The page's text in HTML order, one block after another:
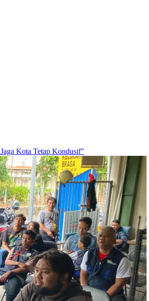
Kota Tetap Kondusif"